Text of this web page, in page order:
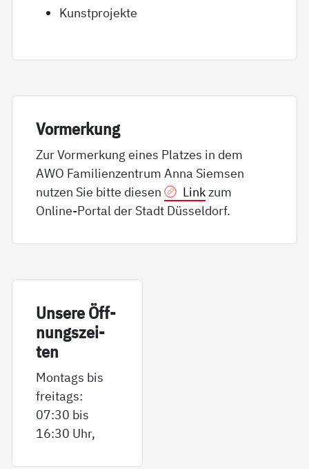
Kunstprojekte
Vor­mer­kung
Zur Vormerkung eines Platzes in dem
AWO Familienzentrum Anna Siemsen
nutzen Sie bitte diesen
Linkzum
Online-Portal der Stadt Düsseldorf.
Un­se­re Öff­
nungs­zei­
ten
Montags bis
freitags:
07:30 bis
16:30 Uhr,